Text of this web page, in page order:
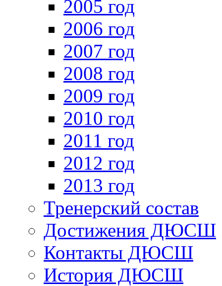
2005 год
2006 год
2007 год
2008 год
2009 год
2010 год
2011 год
2012 год
2013 год
Тренерский состав
Достижения ДЮСШ
Контакты ДЮСШ
История ДЮСШ